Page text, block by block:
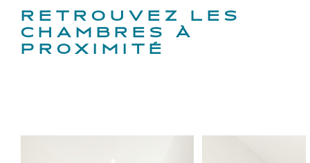
RETROUVEZ LES
CHAMBRES À
PROXIMITÉ